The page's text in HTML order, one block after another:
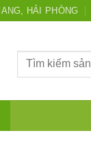
HẢI PHÒNG
Tìm